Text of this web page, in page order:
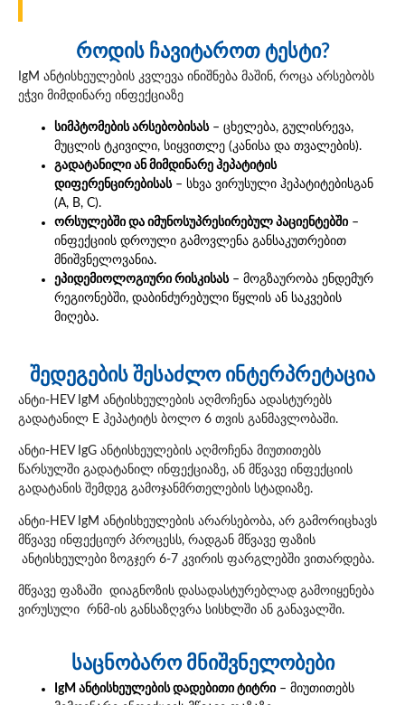
როდის ჩავიტაროთ ტესტი?
IgM ანტისხეულების კვლევა ინიშნება მაშინ, როცა არსებობს
ეჭვი მიმდინარე ინფექციაზე
სიმპტომების არსებობისას– ცხელება, გულისრევა,
მუცლის ტკივილი, სიყვითლე (კანისა და თვალების).
გადატანილი ან მიმდინარე ჰეპატიტის
დიფერენცირებისას– სხვა ვირუსული ჰეპატიტებისგან
(A, B, C).
ორსულებში და იმუნოსუპრესირებულ პაციენტებში –
ინფექციის დროული გამოვლენა განსაკუთრებით
მნიშვნელოვანია.
ეპიდემიოლოგიური რისკისას– მოგზაურობა ენდემურ
რეგიონებში, დაბინძურებული წყლის ან საკვების
მიღება.
შედეგების შესაძლო ინტერპრეტაცია
ანტი-HEV IgM ანტისხეულების აღმოჩენა ადასტურებს
გადატანილ E ჰეპატიტს ბოლო 6 თვის განმავლობაში.
ანტი-HEV IgG ანტისხეულების აღმოჩენა მიუთითებს
წარსულში გადატანილ ინფექციაზე, ან მწვავე ინფექციის
გადატანის შემდეგ გამოჯანმრთელების სტადიაზე.
ანტი-HEV IgM ანტისხეულების არარსებობა, არ გამორიცხავს
მწვავე ინფექციურ პროცესს, რადგან მწვავე ფაზის
ანტისხეულები ზოგჯერ 6-7 კვირის ფარგლებში ვითარდება.
მწვავე ფაზაში დიაგნოზის დასადასტურებლად გამოიყენება
ვირუსული რნმ-ის განსაზღვრა სისხლში ან განავალში.
საცნობარო მნიშვნელობები
IgM ანტისხეულების დადებითი ტიტრი – მიუთითებს